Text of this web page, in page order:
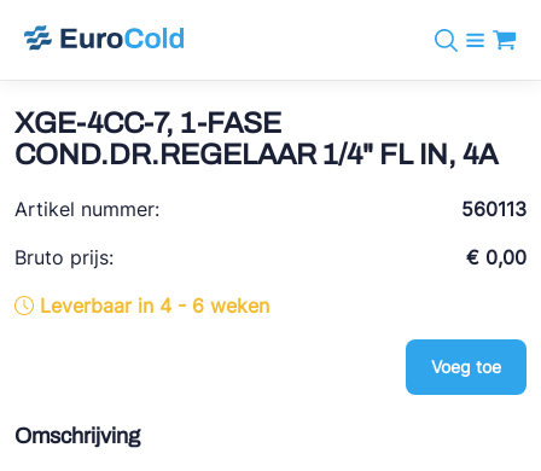
info@eurocold.nl
Merken
BOCK
REFFLEX®
Koudemiddelen
Diensten
Nieuws
Over ons
XGE-4CC-7, 1-FASE
COND.DR.REGELAAR 1/4" FL IN, 4A
Artikel nummer:
560113
Bruto prijs:
€ 0,00
Leverbaar in 4 - 6 weken
Voeg toe
Omschrijving